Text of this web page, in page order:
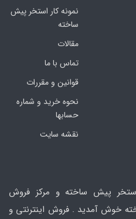
نمونه کار استخر پیش
ساخته
مقالات
تماس با ما
قوانین و مقررات
نحوه خرید و شماره
حسابها
نقشه سایت
پیش ساخته و مرکز فروش
خوش آمدید . فروش اینترنتی و